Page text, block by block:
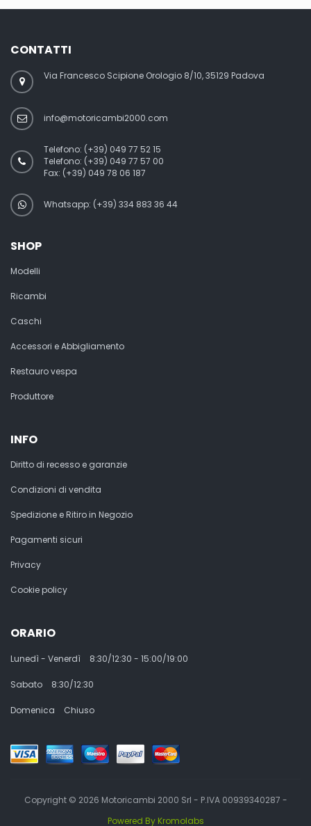
CONTATTI
Via Francesco Scipione Orologio 8/10, 35129 Padova
info@motoricambi2000.com
Telefono: (+39) 049 77 52 15
Telefono: (+39) 049 77 57 00
Fax: (+39) 049 78 06 187
Whatsapp: (+39) 334 883 36 44
SHOP
Modelli
Ricambi
Caschi
Accessori e Abbigliamento
Restauro vespa
Produttore
INFO
Diritto di recesso e garanzie
Condizioni di vendita
Spedizione e Ritiro in Negozio
Pagamenti sicuri
Privacy
Cookie policy
ORARIO
Lunedì - Venerdì 8:30/12:30 - 15:00/19:00
Sabato 8:30/12:30
Domenica Chiuso
Copyright © 2026 Motoricambi 2000 Srl - P.IVA 00939340287 -
Powered By Kromolabs